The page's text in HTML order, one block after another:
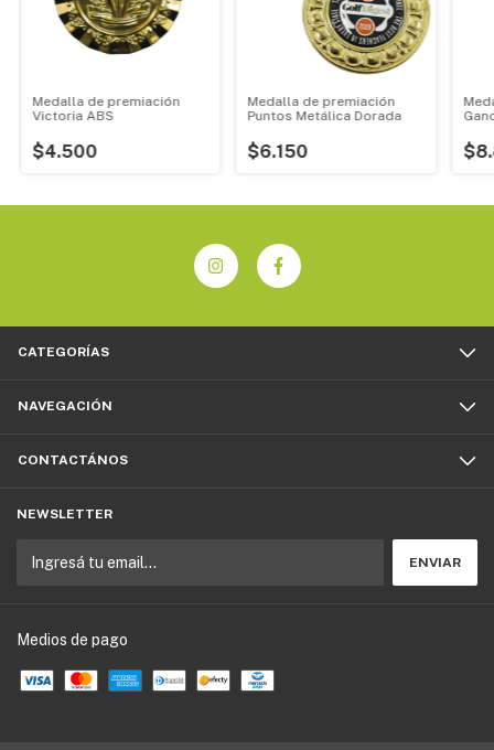
Medalla de premiación
Victoria ABS
$4.500
Medalla de premiación
Puntos Metálica Dorada
$6.150
CATEGORÍAS
NAVEGACIÓN
CONTACTÁNOS
NEWSLETTER
Medios de pago